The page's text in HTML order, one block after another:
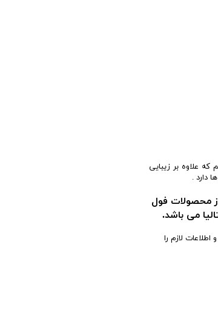
علاوه بر زیبایی
دارد .
محصولات فول
اطلاعات لازم را